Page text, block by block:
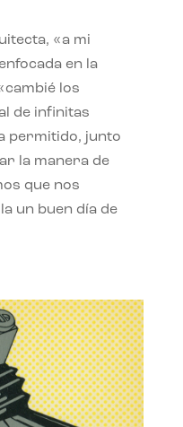
«a mi
en la
los
de infinitas
permitido, junto
la manera de
que nos
un buen día de